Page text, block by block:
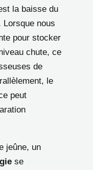
la baisse du
Lorsque nous
pour stocker
chute, ce
de
le
peut
jeûne, un
se